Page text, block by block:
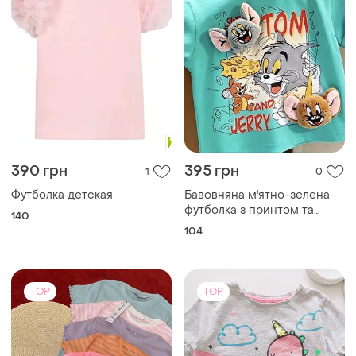
165 грн
рубчик
128 и еще
7
(4)
135 грн 7
George
единорогом артикул: 24044
110 и еще 1